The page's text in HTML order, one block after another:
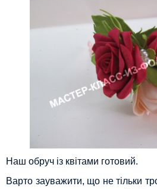
Наш обруч із квітами готовий.
Варто зауважити, що не тільки